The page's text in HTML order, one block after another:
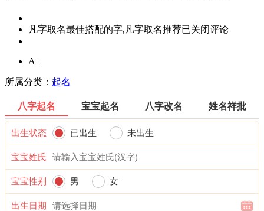
凡字取名最佳搭配的字,凡字取名推荐已关闭评论
A+
所属分类： 起名
八字起名 宝宝起名 八字改名 姓名祥批
出生状态 已出生 未出生
宝宝姓氏
宝宝性别 男 女
出生日期